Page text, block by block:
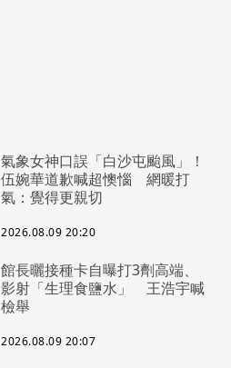
氣象女神口誤「白沙屯颱風」！
伍婉華道歉喊超懊惱 網暖打
氣：覺得更親切
2026.08.09 20:20
館長曬接種卡自曝打3劑高端、
影射「生理食鹽水」 王浩宇喊
檢舉
2026.08.09 20:07